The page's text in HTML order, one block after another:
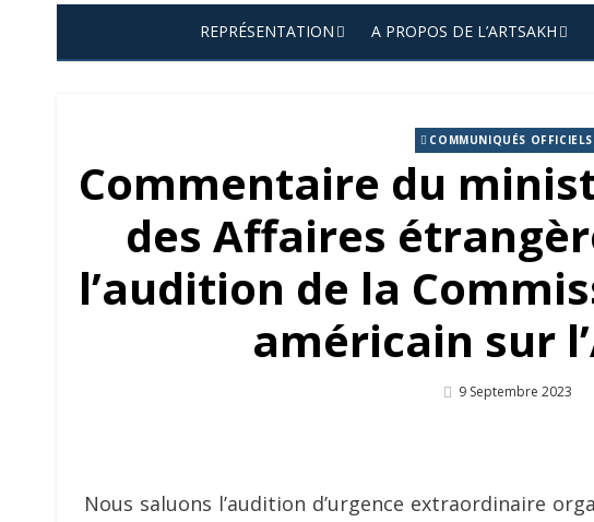
REPRÉSENTATION A PROPOS DE L’ARTSAKH
COMMUNIQUÉS OFFICIELS
Commentaire du
des Affaires
l’audition de la
américain sur
Posted
9 Septembre 2023
Nous saluons l’audition d’urgence extraordinaire